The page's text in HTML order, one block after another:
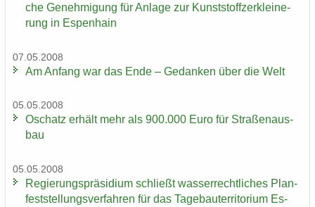
che Ge­neh­mi­gung für An­la­ge zur Kunst­stoff­zer­klei­ne­
rung in Es­pen­hain
07.05.2008
Am An­fang war das Ende – Ge­dan­ken über die Welt
05.05.2008
Oschatz er­hält mehr als 900.000 Euro für Stra­ßen­aus­
bau
05.05.2008
Re­gie­rungs­prä­si­di­um schließt was­ser­recht­li­ches Plan­
fest­stel­lungs­ver­fah­ren für das Ta­ge­bau­ter­ri­to­ri­um Es­